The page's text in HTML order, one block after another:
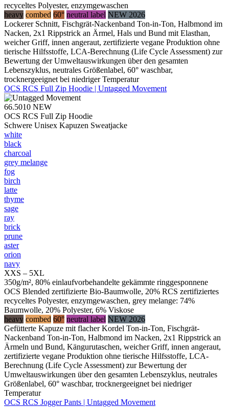
recyceltes Polyester, enzymgewaschen
heavy combed 60° neutral label NEW 2026
Lockerer Schnitt, Fischgrät-Nackenband Ton-in-Ton, Halbmond im
Nacken, 2x1 Rippstrick an Ärmel, Hals und Bund mit Elasthan,
weicher Griff, innen angeraut, zertifizierte vegane Produktion ohne
tierische Hilfsstoffe, LCA-Berechnung (Life Cycle Assessment) zur
Bewertung der Umweltauswirkungen über den gesamten
Lebenszyklus, neutrales Größenlabel, 60° waschbar,
trocknergeeignet bei niedriger Temperatur
OCS RCS Full Zip Hoodie | Untagged Movement
66.5010 NEW
OCS RCS Full Zip Hoodie
Schwere Unisex Kapuzen Sweatjacke
white
black
charcoal
grey melange
fog
birch
latte
thyme
sage
ray
brick
prune
aster
orion
navy
XXS – 5XL
350g/m², 80% einlaufvorbehandelte gekämmte ringgesponnene
OCS Blended zertifizierte Bio-Baumwolle, 20% RCS zertifiziertes
recyceltes Polyester, enzymgewaschen, grey melange: 74%
Baumwolle, 20% Polyester, 6% Viskose
heavy combed 60° neutral label NEW 2026
Gefütterte Kapuze mit flacher Kordel Ton-in-Ton, Fischgrät-
Nackenband Ton-in-Ton, Halbmond im Nacken, 2x1 Rippstrick an
Ärmeln und Bund, Kängurutaschen, weicher Griff, innen angeraut,
zertifizierte vegane Produktion ohne tierische Hilfsstoffe, LCA-
Berechnung (Life Cycle Assessment) zur Bewertung der
Umweltauswirkungen über den gesamten Lebenszyklus, neutrales
Größenlabel, 60° waschbar, trocknergeeignet bei niedriger
Temperatur
OCS RCS Jogger Pants | Untagged Movement